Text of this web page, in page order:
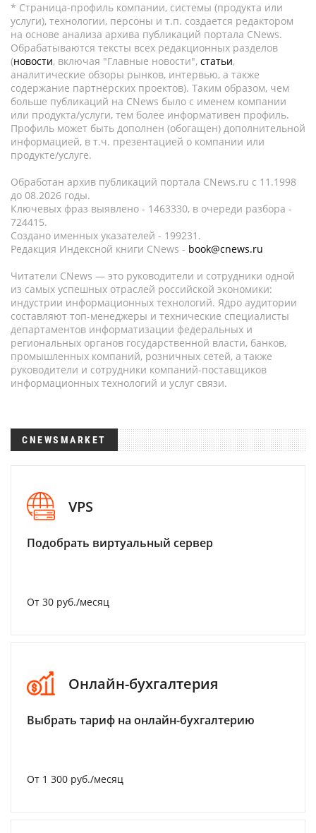
* Страница-профиль компании, системы (продукта или
услуги), технологии, персоны и т.п. создается редактором
на основе анализа архива публикаций портала CNews.
Обрабатываются тексты всех редакционных разделов
(новости, включая "Главные новости", статьи,
аналитические обзоры рынков, интервью, а также
содержание партнёрских проектов). Таким образом, чем
больше публикаций на CNews было с именем компании
или продукта/услуги, тем более информативен профиль.
Профиль может быть дополнен (обогащен) дополнительной
информацией, в т.ч. презентацией о компании или
продукте/услуге.
Обработан архив публикаций портала CNews.ru c 11.1998
до 08.2026 годы.
Ключевых фраз выявлено - 1463330, в очереди разбора -
724415.
Создано именных указателей - 199231.
Редакция Индексной книги CNews - book@cnews.ru
Читатели CNews — это руководители и сотрудники одной
из самых успешных отраслей российской экономики:
индустрии информационных технологий. Ядро аудитории
составляют топ-менеджеры и технические специалисты
департаментов информатизации федеральных и
региональных органов государственной власти, банков,
промышленных компаний, розничных сетей, а также
руководители и сотрудники компаний-поставщиков
информационных технологий и услуг связи.
CNEWSMARKET
VPS
Подобрать виртуальный сервер
От 30 руб./месяц
Онлайн-бухгалтерия
Выбрать тариф на онлайн-бухгалтерию
От 1 300 руб./месяц